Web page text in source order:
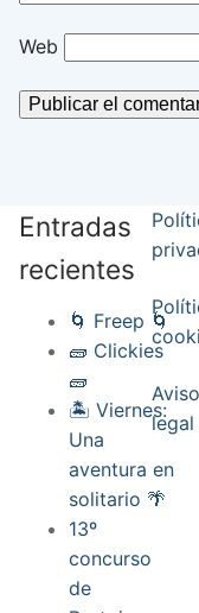
Web
Entradas
recientes
🌀 Freep 🌀
🧱 Clickies
🧱
🏝️ Viernes:
Una
aventura en
solitario 🌴
13º
concurso
de
Aviso
legal